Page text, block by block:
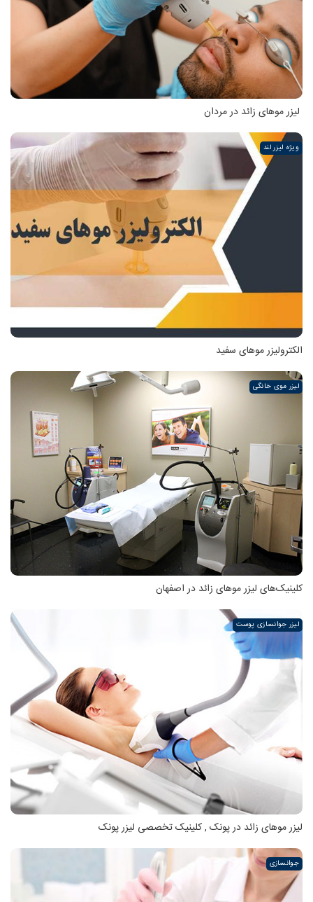
لیزر موهای زائد در مردان
ویژه لیزر لند
الکترولیزر موهای سفید
لیزر موی خانگی
کلینیک‌های لیزر موهای زائد در اصفهان
لیزر جوانسازی پوست
لیزر موهای زائد در پونک , کلینیک تخصصی لیزر پونک
جوانسازی